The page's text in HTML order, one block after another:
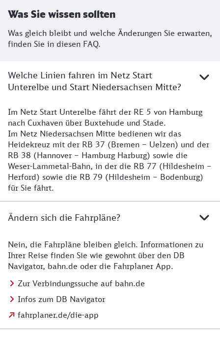
Was Sie wissen sollten
Was gleich bleibt und welche Änderungen Sie erwarten,
finden Sie in diesen FAQ.
Welche Linien fahren im Netz Start
Unterelbe und Start Niedersachsen Mitte?
Details
Im Netz Start Unterelbe fährt der RE 5 von Hamburg
nach Cuxhaven über Buxtehude und Stade.
Im Netz Niedersachsen Mitte bedienen wir das
Heidekreuz mit der RB 37 (Bremen – Uelzen) und der
RB 38 (Hannover – Hamburg Harburg) sowie die
Weser-Lammetal-Bahn, in der die RB 77 (Hildesheim –
Herford) sowie die RB 79 (Hildesheim – Bodenburg)
für Sie fährt.
Ändern sich die Fahrpläne?
Details zu den Fahrplänen
Nein, die Fahrpläne bleiben gleich. Informationen zu
Ihrer Reise finden Sie wie gewohnt über den DB
Navigator, bahn.de oder die Fahrplaner App.
Zur Verbindungssuche auf bahn.de
Infos zum DB Navigator
fahrplaner.de/die-app